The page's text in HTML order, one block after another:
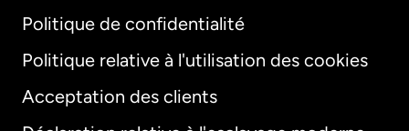
Politique de confidentialité
Politique relative à l'utilisation des cookies
Acceptation des clients